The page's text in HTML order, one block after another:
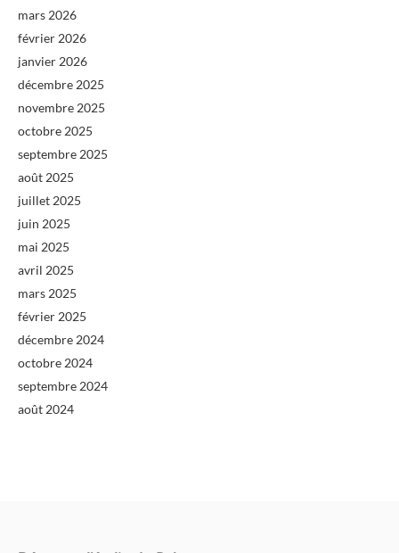
mars 2026
février 2026
janvier 2026
décembre 2025
novembre 2025
octobre 2025
septembre 2025
août 2025
juillet 2025
juin 2025
mai 2025
avril 2025
mars 2025
février 2025
décembre 2024
octobre 2024
septembre 2024
août 2024